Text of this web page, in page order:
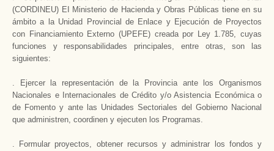
(CORDINEU) EI Ministerio de Hacienda y Obras Públicas tiene en su
ámbito a la Unidad Provincial de Enlace y Ejecución de Proyectos
con Financiamiento Externo (UPEFE) creada por Ley 1.785, cuyas
funciones y responsabilidades principales, entre otras, son las
siguientes:
. Ejercer la representación de la Provincia ante los Organismos
Nacionales e Internacionales de Crédito y/o Asistencia Económica o
de Fomento y ante las Unidades Sectoriales del Gobierno Nacional
que administren, coordinen y ejecuten los Programas.
. Formular proyectos, obtener recursos y administrar los fondos y